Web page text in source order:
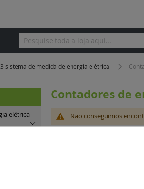
Pesquisa
sistema de medida de energia elétrica
Contadores de
Não conseguimos
elétrica